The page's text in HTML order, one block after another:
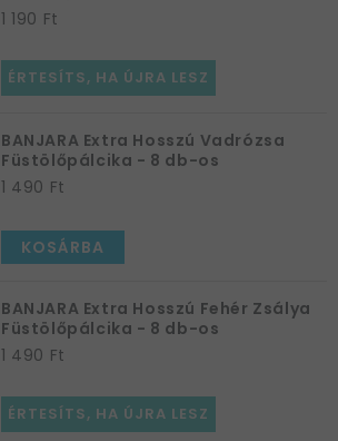
1 190 Ft
ÉRTESÍTS, HA ÚJRA LESZ
BANJARA Extra Hosszú Vadrózsa
Füstölőpálcika - 8 db-os
1 490 Ft
KOSÁRBA
BANJARA Extra Hosszú Fehér Zsálya
Füstölőpálcika - 8 db-os
1 490 Ft
ÉRTESÍTS, HA ÚJRA LESZ